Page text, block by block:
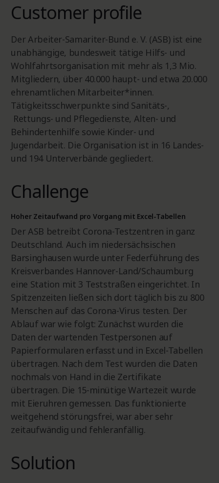
Customer profile
Der Arbeiter-Samariter-Bund e. V. (ASB) ist eine
unabhängige, bundesweit tätige Hilfs- und
Wohlfahrtsorganisation mit mehr als 1,3 Mio.
Mitgliedern, über 40.000 haupt- und etwa 20.000
ehrenamtlichen Mitarbeiter*innen.
Tätigkeitsschwerpunkte sind Sanitäts-,
Rettungs- und Pflegedienste, Alten- und
Behindertenhilfe sowie Kinder- und
Jugendarbeit. Die Organisation ist in 16 Landes-
und 194 Unterverbände gegliedert.
Challenge
Hoher Zeitaufwand pro Vorgang mit Excel-Tabellen
Der ASB betreibt Corona-Testzentren in ganz
Deutschland. Auch im niedersächsischen
Barsinghausen wurde unter Federführung des
Kreisverbandes Hannover-Land/Schaumburg
eine Station mit 3 Teststraßen eingerichtet. In
Spitzenzeiten ließen sich dort täglich bis zu 800
Menschen auf das Corona-Virus testen. Der
Ablauf war wie folgt: Zunächst wurden die
Daten der wartenden Testpersonen auf
Papierformularen erfasst und in Excel-Tabellen
übertragen. Nach dem Test wurden die Daten
nochmals von Hand in die Zertifikate
übertragen. Die 15-minütige Wartezeit wurde
mit Eieruhren gemessen. Das funktionierte
weitgehend störungsfrei, war aber sehr
zeitaufwändig und fehleranfällig.
Solution